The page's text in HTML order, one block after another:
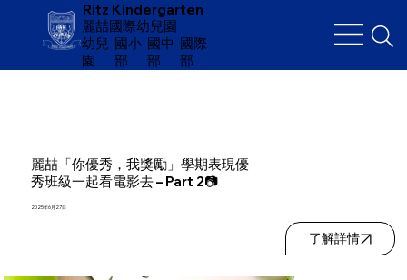
Ritz Kindergarten
麗喆國際幼兒園
幼兒
園
​國小
部
國中
部
國際
部
麗喆「你優秀，我獎勵」學期表現優
秀班級一起看電影去 – Part 2📷
2025年6月27日
了解詳情